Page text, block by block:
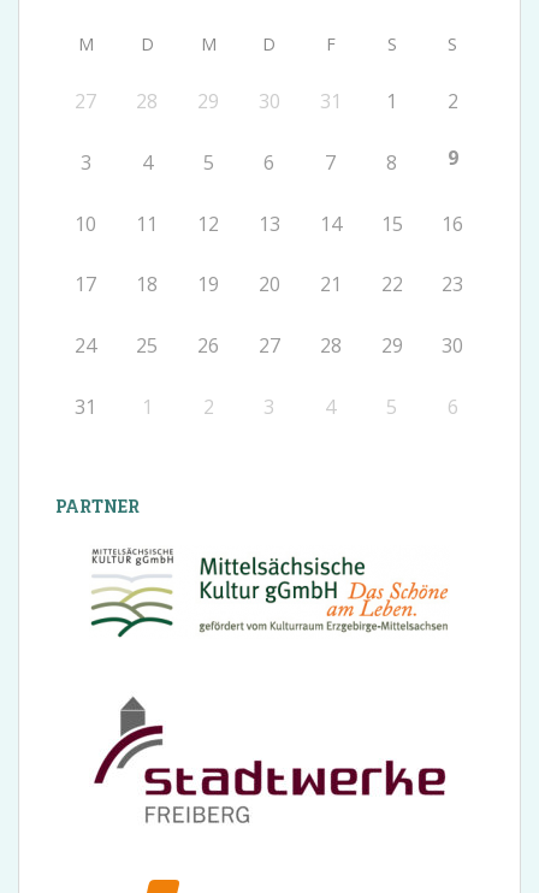
M D M D F S S
27 28 29 30 31 1 2
3 4 5 6 7 8 9
10 11 12 13 14 15 16
17 18 19 20 21 22 23
24 25 26 27 28 29 30
31 1 2 3 4 5 6
PARTNER